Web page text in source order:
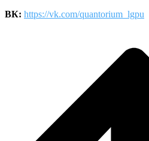
ВК: https://vk.com/quantorium_lgpu